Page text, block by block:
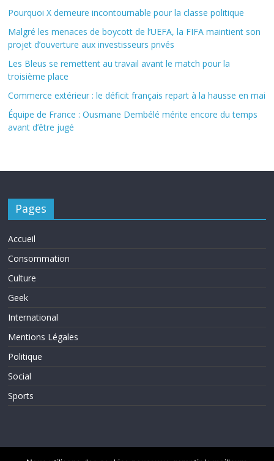
Pourquoi X demeure incontournable pour la classe politique
Malgré les menaces de boycott de l’UEFA, la FIFA maintient son
projet d’ouverture aux investisseurs privés
Les Bleus se remettent au travail avant le match pour la
troisième place
Commerce extérieur : le déficit français repart à la hausse en mai
Équipe de France : Ousmane Dembélé mérite encore du temps
avant d’être jugé
Pages
Accueil
Consommation
Culture
Geek
International
Mentions Légales
Politique
Social
Sports